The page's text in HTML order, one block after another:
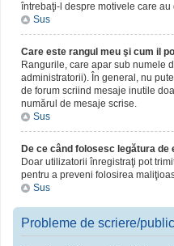
întrebaţi-l despre motivele care
Sus
Care este rangul meu şi cum il
Rangurile, care apar sub numele
administratorii). În general, nu
de forum scriind mesaje inutile
numărul de mesaje scrise.
Sus
De ce când folosesc legătura
Doar utilizatorii înregistraţi pot
pentru a preveni folosirea
Sus
Probleme de scriere/